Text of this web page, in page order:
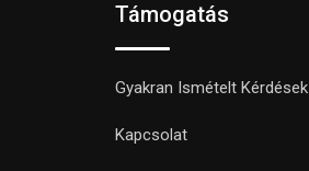
Támogatás
Gyakran Ismételt Kérdések
Kapcsolat